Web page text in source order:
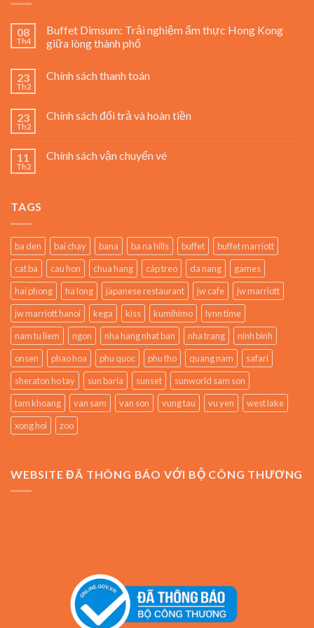
08
Th4
Buffet Dimsum: Trải nghiệm ẩm thực Hong Kong
giữa lòng thành phố
23
Th2
Chính sách thanh toán
23
Th2
Chính sách đổi trả và hoàn tiền
11
Th2
Chính sách vận chuyển vé
TAGS
ba den bai chay bana ba na hills buffet
buffet marriott
cat ba
cau hon chua hang cáp treo da nang
games
hai phong
ha long japanese restaurant jw cafe
jw marriott
jw marriott hanoi
kega kiss kumihimo
lynn time
nam tu liem
ngon nha hang nhat ban nha trang
ninh binh
onsen
phao hoa phu quoc phu tho quang nam
safari
sheraton ho tay
sun baria sunset
sunworld sam son
tam khoang
van sam van son vung tau vu yen
west lake
xong hoi
zoo
WEBSITE ĐÃ THÔNG BÁO VỚI BỘ CÔNG THƯƠNG